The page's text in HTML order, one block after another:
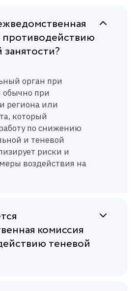
противодействию
орган при
обычно при
региона или
который
по снижению
и теневой
риски и
воздействия на
комиссия
теневой